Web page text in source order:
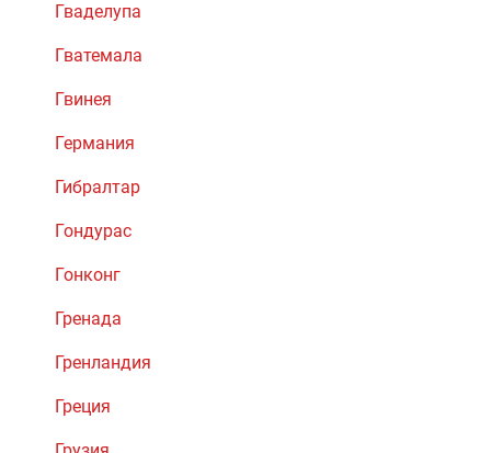
Гваделупа
Гватемала
Гвинея
Германия
Гибралтар
Гондурас
Гонконг
Гренада
Гренландия
Греция